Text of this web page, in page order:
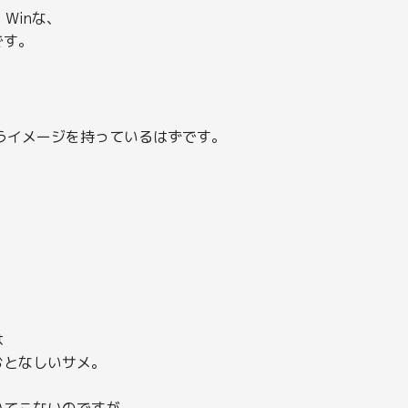
な、
。
メージを持っているはずです。
なしいサメ。